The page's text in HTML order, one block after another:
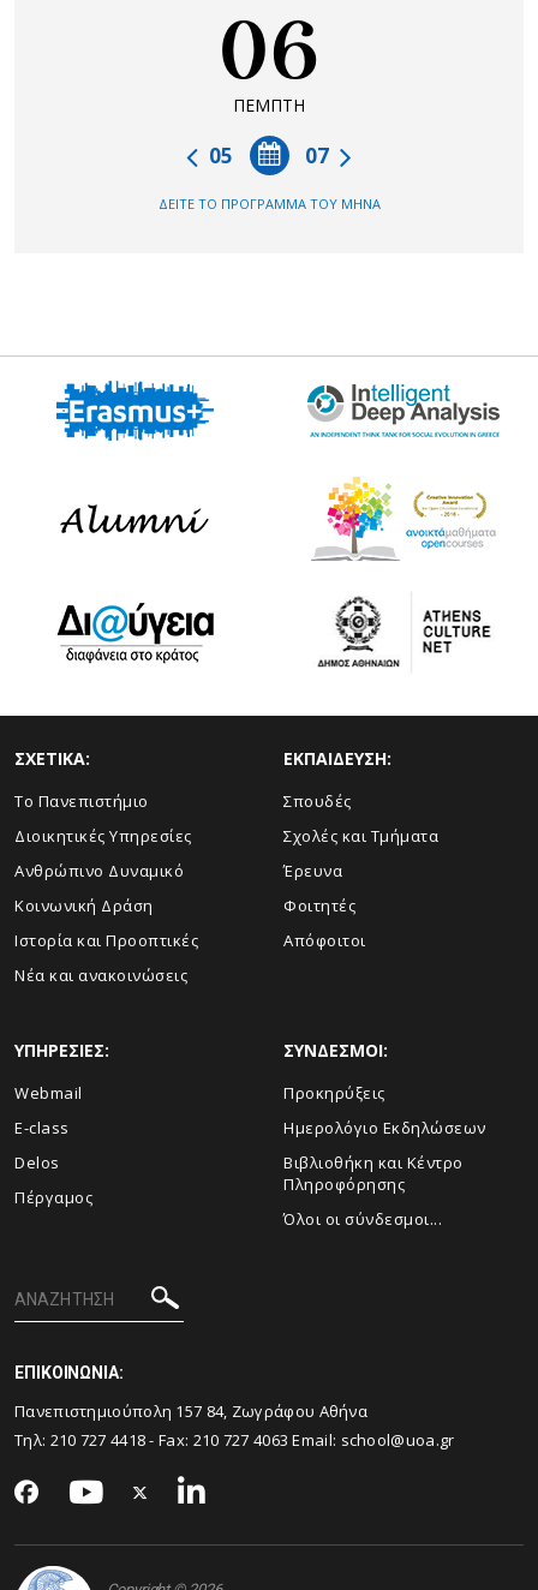
06
ΠΕΜΠΤΗ
07
05
ΔΕΙΤΕ ΤΟ ΠΡΟΓΡΑΜΜΑ ΤΟΥ ΜΗΝΑ
ΣΧΕΤΙΚΑ:
Το Πανεπιστήμιο
Διοικητικές Υπηρεσίες
Ανθρώπινο Δυναμικό
Κοινωνική Δράση
Ιστορία και Προοπτικές
Νέα και ανακοινώσεις
ΕΚΠΑΙΔΕΥΣΗ:
Σπουδές
Σχολές και Τμήματα
Έρευνα
Φοιτητές
Απόφοιτοι
ΥΠΗΡΕΣΙΕΣ:
Webmail
E-class
Delos
Πέργαμος
ΣΥΝΔΕΣΜΟΙ:
Προκηρύξεις
Ημερολόγιο Εκδηλώσεων
Βιβλιοθήκη και Κέντρο
Πληροφόρησης
Όλοι οι σύνδεσμοι...
ΕΠΙΚΟΙΝΩΝΙΑ:
Πανεπιστημιούπολη 157 84, Ζωγράφου Αθήνα
Τηλ: 210 727 4418- Fax: 210 727 4063 Email: school@uoa.gr